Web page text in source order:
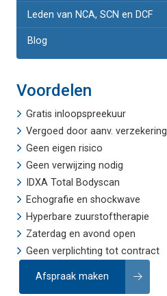
Leden van NCA, SCN en DCF
Blog
Voordelen
Gratis inloopspreekuur
Vergoed door aanv. verzekering
Geen eigen risico
Geen verwijzing nodig
IDXA Total Bodyscan
Echografie enshockwave
Hyperbare zuurstoftherapie
Zaterdag en avond open
Geen verplichting tot contract
Afspraak maken